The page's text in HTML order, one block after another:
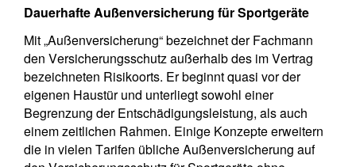
Dauerhafte Außenversicherung für Sportgeräte
Mit „Außenversicherung“ bezeichnet der Fachmann
den Versicherungsschutz außerhalb des im Vertrag
bezeichneten Risikoorts. Er beginnt quasi vor der
eigenen Haustür und unterliegt sowohl einer
Begrenzung der Entschädigungsleistung, als auch
einem zeitlichen Rahmen. Einige Konzepte erweitern
die in vielen Tarifen übliche Außenversicherung auf